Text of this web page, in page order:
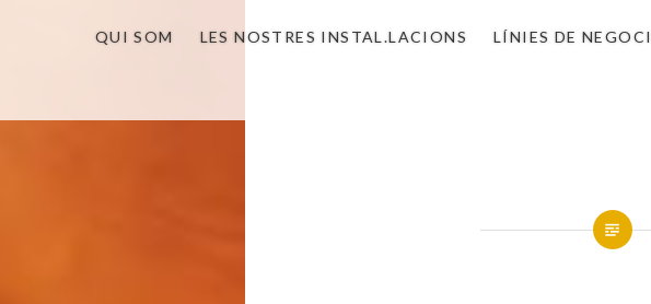
QUI SOM LES NOSTRES INSTAL.LACIONS LÍNIES DE NEGOCI